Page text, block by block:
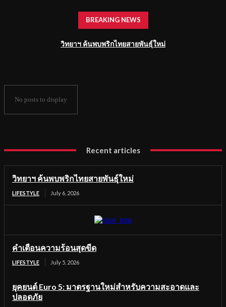
BREAKING NEWS
วิทยาฯ ค้นพบพริกไทยสายพันธุ์ใหม่
No posts to display
Recent articles
วิทยาฯ ค้นพบพริกไทยสายพันธุ์ใหม่
LIFESTYLE July 6, 2026
คำเตือนความร้อนสุดขีด
LIFESTYLE July 5, 2026
ยุคยนต์ Euro 5: มาตรฐานใหม่สำหรับความสะอาดและ
ปลอดภัย